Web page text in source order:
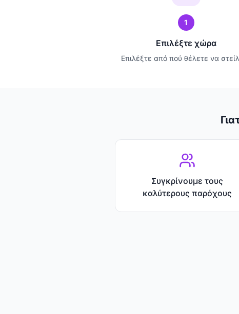
1
Επιλέξτε χώρα
Επιλέξτε από πού θέλετε να
Συγκρίνουμε τους
καλύτερους παρόχους